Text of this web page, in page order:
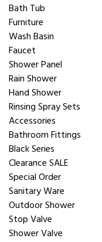
Bath Tub
Furniture
Wash Basin
Faucet
Shower Panel
Rain Shower
Hand Shower
Rinsing Spray Sets
Accessories
Bathroom Fittings
Black Series
Clearance SALE
Special Order
Sanitary Ware
Outdoor Shower
Stop Valve
Shower Valve